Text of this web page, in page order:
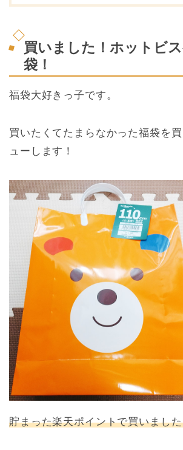
買いました！ホットビ
袋！
福袋大好きっ子です。
買いたくてたまらなかった福袋を
ューします！
貯まった楽天ポイントで買いまし